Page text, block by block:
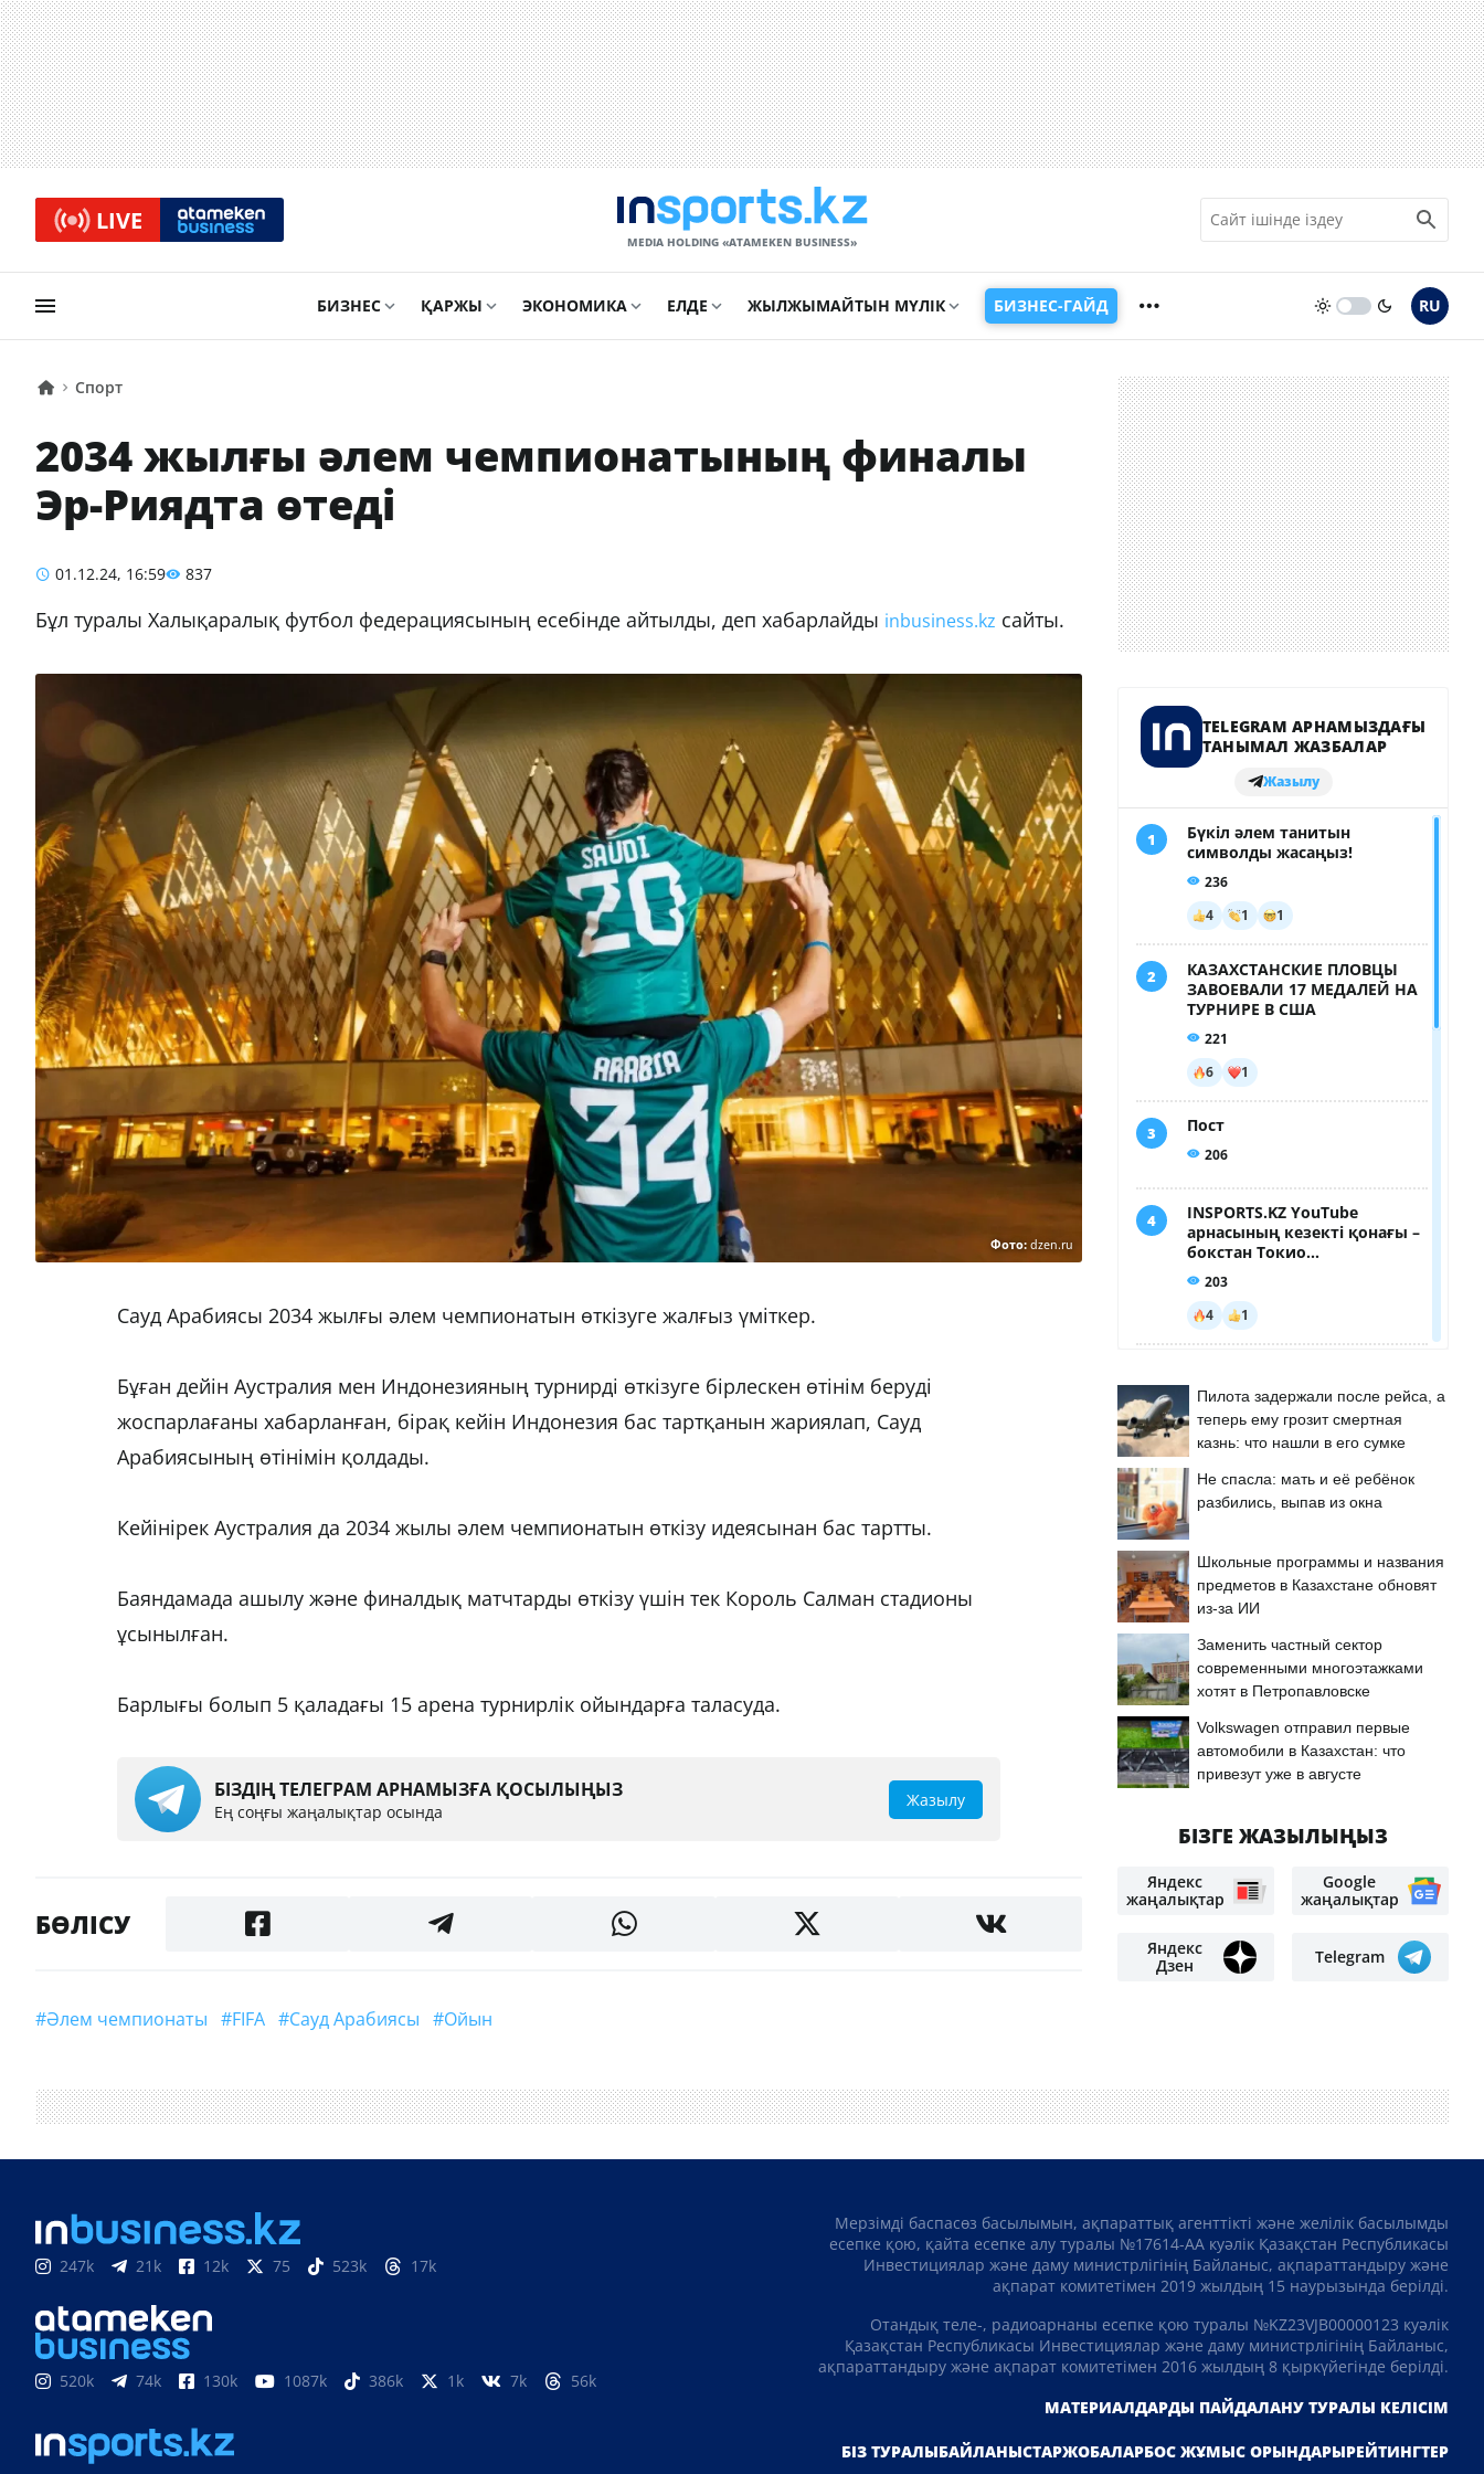
LIVE
MEDIA HOLDING «ATAMEKЕN BUSINESS»
БИЗНЕС ҚАРЖЫ ЭКОНОМИКА ЕЛДЕ ЖЫЛЖЫМАЙТЫН МҮЛІК БИЗНЕС-ГАЙД RU
Спорт
2034 жылғы әлем чемпионатының финалы
Эр-Риядта өтеді
01.12.24, 16:59 837
Бұл туралы Халықаралық футбол федерациясының есебінде айтылды, деп хабарлайды inbusiness.kz сайты.
Фото:dzen.ru
Сауд Арабиясы 2034 жылғы әлем чемпионатын өткізуге жалғыз үміткер.
Бұған дейін Аустралия мен Индонезияның турнирді өткізуге бірлескен өтінім беруді
жоспарлағаны хабарланған, бірақ кейін Индонезия бас тартқанын жариялап, Сауд
Арабиясының өтінімін қолдады.
Кейінірек Аустралия да 2034 жылы әлем чемпионатын өткізу идеясынан бас тартты.
Баяндамада ашылу және финалдық матчтарды өткізу үшін тек Король Салман стадионы
ұсынылған.
Барлығы болып 5 қаладағы 15 арена турнирлік ойындарға таласуда.
БІЗДІҢ ТЕЛЕГРАМ АРНАМЫЗҒА ҚОСЫЛЫҢЫЗ
Ең соңғы жаңалықтар осында
Жазылу
БӨЛІСУ
#әлем чемпионаты #FIFA #Сауд Арабиясы #ойын
Пилота задержали после рейса, а
теперь ему грозит смертная
казнь: что нашли в его сумке
Не спасла: мать и её ребёнок
разбились, выпав из окна
Школьные программы и названия
предметов в Казахстане обновят
из-за ИИ
Заменить частный сектор
современными многоэтажками
хотят в Петропавловске
Volkswagen отправил первые
автомобили в Казахстан: что
привезут уже в августе
БІЗГЕ ЖАЗЫЛЫҢЫЗ
Яндекс
жаңалықтар
Google
жаңалықтар
Яндекс
Дзен
Telegram
247k 21k 12k 75 523k 17k
520k 74k 130k 1087k 386k 1k 7k 56k
Мерзімді баспасөз басылымын, ақпараттық агенттікті және желілік басылымды
есепке қою, қайта есепке алу туралы №17614-АА куәлік Қазақстан Республикасы
Инвестициялар және даму министрлігінің Байланыс, ақпараттандыру және
ақпарат комитетімен 2019 жылдың 15 наурызында берілді.
Отандық теле-, радиоарнаны есепке қою туралы №KZ23VJB00000123 куәлік
Қазақстан Республикасы Инвестициялар және даму министрлігінің Байланыс,
ақпараттандыру және ақпарат комитетімен 2016 жылдың 8 қыркүйегінде берілді.
МАТЕРИАЛДАРДЫ ПАЙДАЛАНУ ТУРАЛЫ КЕЛІСІМ
БІЗ ТУРАЛЫБАЙЛАНЫСТАРЖОБАЛАРБОС ЖҰМЫС ОРЫНДАРЫРЕЙТИНГТЕР